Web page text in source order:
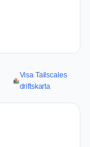
Visa Tailscales
driftskarta